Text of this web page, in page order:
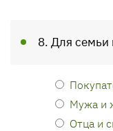
8. Для семьи
Мужа и
Отца и